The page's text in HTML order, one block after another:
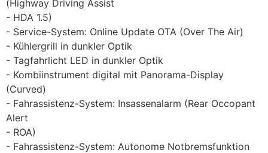
(Highway Driving Assist
HDA 1.5)
Service-System: Online Update OTA (Over The Air)
Kühlergrill in dunkler Optik
Tagfahrlicht LED in dunkler Optik
Kombiinstrument digital mit Panorama-Display
(Curved)
Fahrassistenz-System: Insassenalarm (Rear Occopant
Alert
ROA)
Fahrassistenz-System: Autonome Notbremsfunktion